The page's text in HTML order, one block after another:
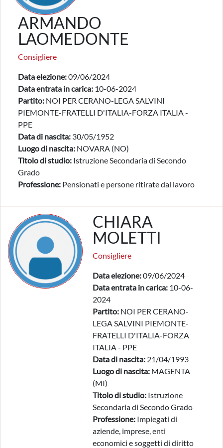
ARMANDO
LAOMEDONTE
Consigliere
Data elezione:09/06/2024
Data entrata in carica: 10-06-2024
Partito: NOI PER CERANO-LEGA SALVINI
PIEMONTE-FRATELLI D'ITALIA-FORZA ITALIA -
PPE
Data di nascita: 30/05/1952
Luogo di nascita: NOVARA (NO)
Titolo di studio: Istruzione Secondaria di Secondo
Grado
Professione: Pensionati e persone ritirate dal lavoro
CHIARA
MOLETTI
Consigliere
Data elezione:09/06/2024
Data entrata in carica: 10-06-
2024
Partito: NOI PER CERANO-
LEGA SALVINI PIEMONTE-
FRATELLI D'ITALIA-FORZA
ITALIA - PPE
Data di nascita: 21/04/1993
Luogo di nascita: MAGENTA
(MI)
Titolo di studio: Istruzione
Secondaria di Secondo Grado
Professione: Impiegati di
aziende, imprese, enti
economici e soggetti di diritto